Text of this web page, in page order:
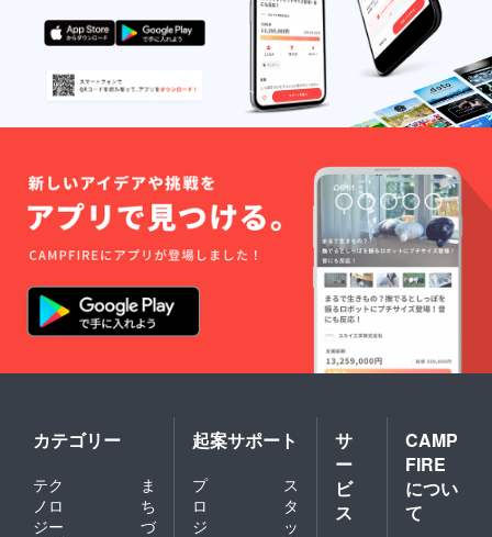
カテゴリー
テク
ノロ
ジー
ま
ち
づ
起案サポート
プ
ロ
ジ
ス
タ
ッ
サ
ー
ビ
ス
CAMP
FIRE
につい
て